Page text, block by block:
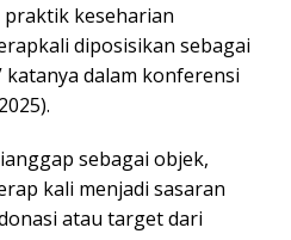
praktik keseharian
diposisikan sebagai
dalam konferensi
sebagai objek,
kali menjadi sasaran
atau target dari